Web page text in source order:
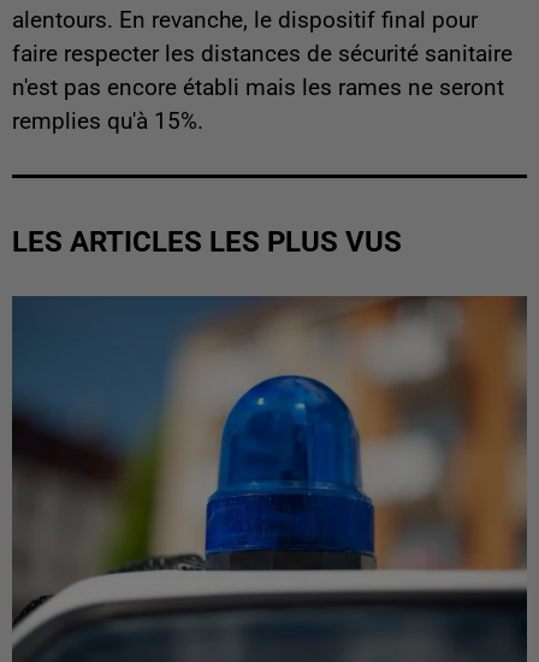
alentours. En revanche, le dispositif final pour
faire respecter les distances de sécurité sanitaire
n'est pas encore établi mais les rames ne seront
remplies qu'à 15%.
LES ARTICLES LES PLUS VUS